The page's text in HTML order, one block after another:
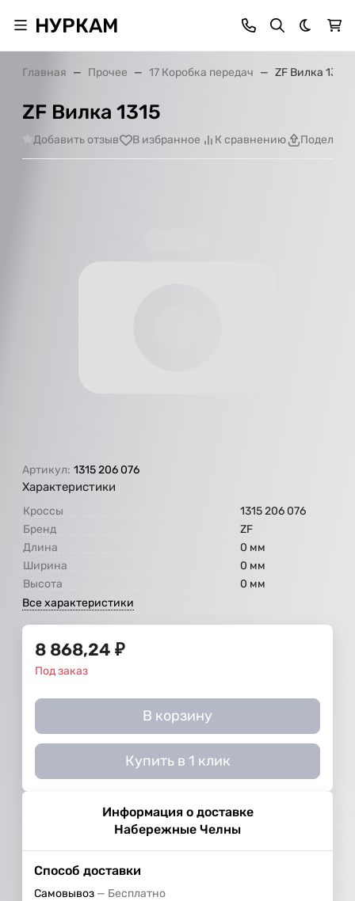
НУРКАМ Темная
Главная Прочее 17 Коробка передач ZF Вилка 1315
ZF Вилка 1315
Добавить отзыв В избранное К сравнению
Артикул: 1315 206 076
Характеристики
Кроссы
1315 206 076
Бренд
ZF
Длина
0 мм
Ширина
0 мм
Высота
0 мм
Все характеристики
8 868,24 ₽
Под заказ
В корзину
Купить в 1 клик
Информация о доставке
Набережные Челны
Способ доставки
Самовывоз Бесплатно